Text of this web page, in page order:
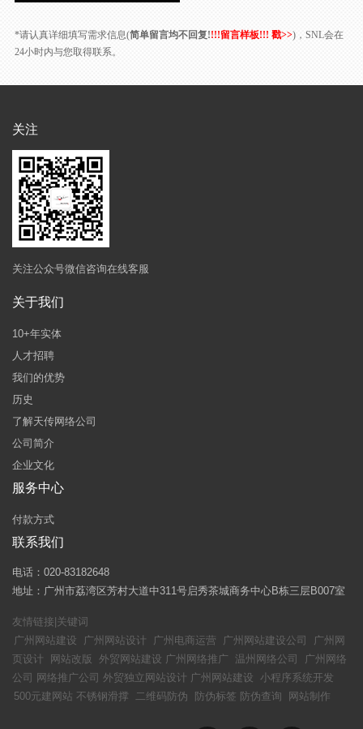
*请认真详细填写需求信息(简单留言均不回复!!!!留言样板!!! 戳>>)，SNL会在
24小时内与您取得联系。
关注
关注公众号微信咨询在线客服
关于我们
10+年实体
人才招聘
我们的优势
历史
了解天传网络公司
公司简介
企业文化
服务中心
付款方式
联系我们
电话：020-83182648
地址：广州市荔湾区芳村大道中311号启秀茶城商务中心B栋三层B007室
友情链接|关键词
广州网站建设
广州网站设计 广州电商运营 广州网站建设公司
广州网
页设计
网站改版 外贸网站建设 广州网络推广 温州网络公司
广州网络
公司 网络推广公司 外贸独立网站设计 广州网站建设 小程序系统开发
500元建网站 不锈钢滑撑 二维码防伪 防伪标签 防伪查询 网站制作